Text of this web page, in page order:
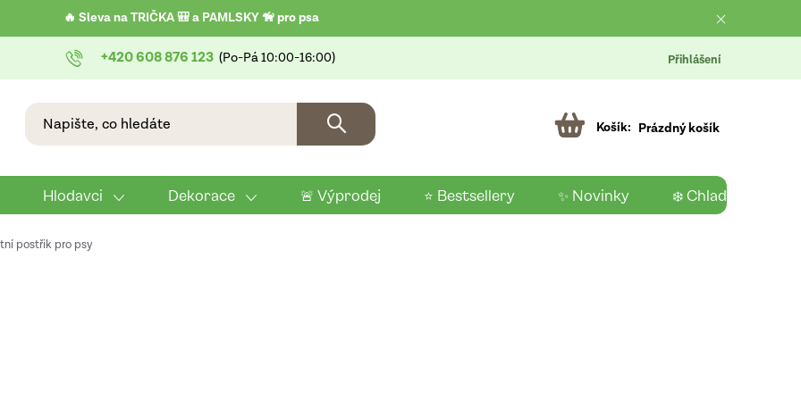
🔥 Sleva na TRIČKA 🎒 a PAMLSKY 🦮 pro psa
+420 608 876 123 Přihlášení
Prázdný košík
Hlodavci Dekorace 🚨 Výprodej ⭐ Bestsellery ✨ Novinky ❄️ Chladící
postřik pro psy